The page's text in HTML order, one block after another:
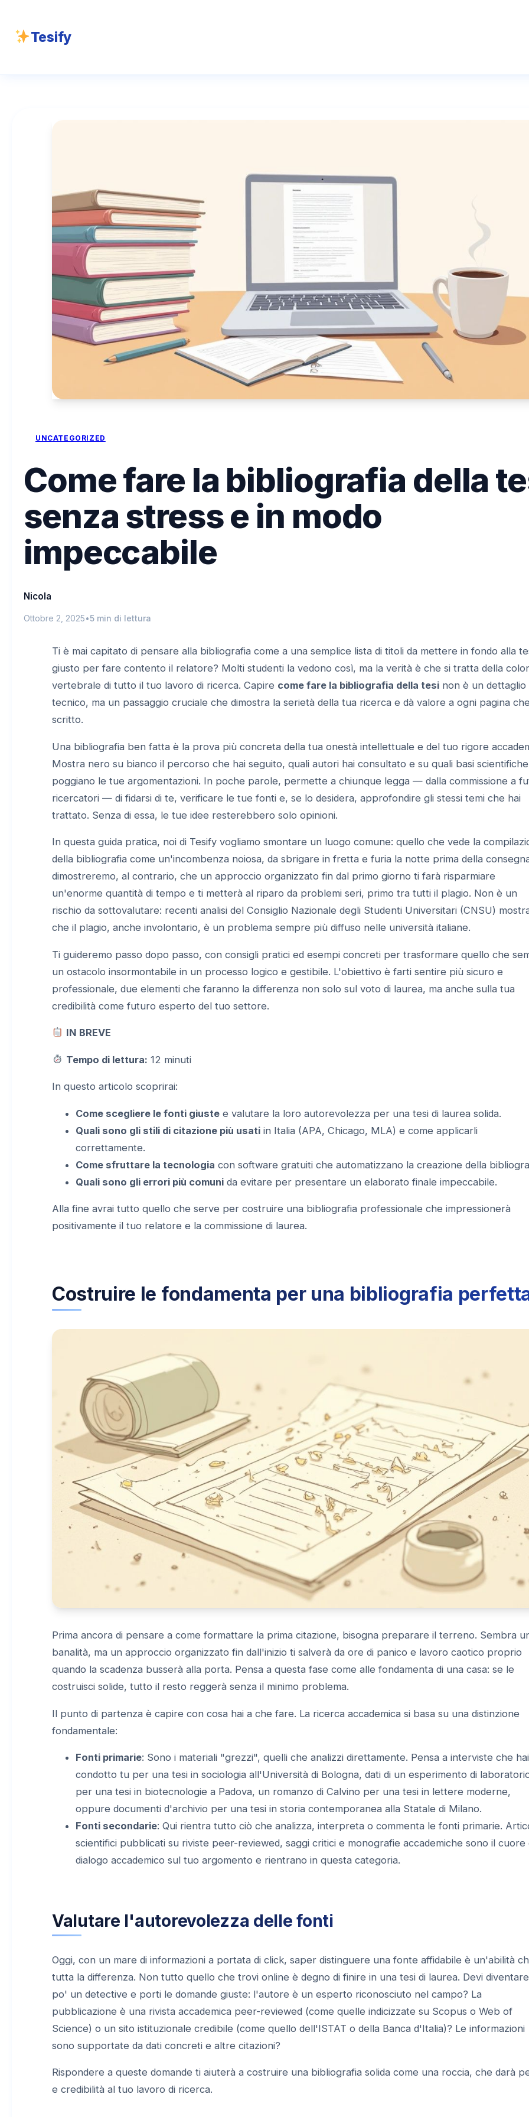
Tesify
UNCATEGORIZED
Come fare la bibliografia della
senza stress e in modo
impeccabile
Nicola
Ottobre 2, 2025•5 min di lettura
Ti è mai capitato di pensare alla bibliografia come a una semplice lista di titoli da mettere in fondo alla
giusto per fare contento il relatore? Molti studenti la vedono così, ma la verità è che si tratta della
vertebrale di tutto il tuo lavoro di ricerca. Capire come fare la bibliografia della tesi non è un dettaglio
tecnico, ma un passaggio cruciale che dimostra la serietà della tua ricerca e dà valore a ogni pagina
scritto.
Una bibliografia ben fatta è la prova più concreta della tua onestà intellettuale e del tuo rigore
Mostra nero su bianco il percorso che hai seguito, quali autori hai consultato e su quali basi scientifiche
poggiano le tue argomentazioni. In poche parole, permette a chiunque legga — dalla commissione a
ricercatori — di fidarsi di te, verificare le tue fonti e, se lo desidera, approfondire gli stessi temi che hai
trattato. Senza di essa, le tue idee resterebbero solo opinioni.
In questa guida pratica, noi di Tesify vogliamo smontare un luogo comune: quello che vede la
della bibliografia come un'incombenza noiosa, da sbrigare in fretta e furia la notte prima della
dimostreremo, al contrario, che un approccio organizzato fin dal primo giorno ti farà risparmiare
un'enorme quantità di tempo e ti metterà al riparo da problemi seri, primo tra tutti il plagio. Non è un
rischio da sottovalutare: recenti analisi del Consiglio Nazionale degli Studenti Universitari (CNSU)
che il plagio, anche involontario, è un problema sempre più diffuso nelle università italiane.
Ti guideremo passo dopo passo, con consigli pratici ed esempi concreti per trasformare quello che
un ostacolo insormontabile in un processo logico e gestibile. L'obiettivo è farti sentire più sicuro e
professionale, due elementi che faranno la differenza non solo sul voto di laurea, ma anche sulla tua
credibilità come futuro esperto del tuo settore.
IN BREVE
Tempo di lettura: 12 minuti
In questo articolo scoprirai:
Come scegliere le fonti giuste e valutare la loro autorevolezza per una tesi di laurea solida.
Quali sono gli stili di citazione più usati in Italia (APA, Chicago, MLA) e come applicarli
correttamente.
Come sfruttare la tecnologia con software gratuiti che automatizzano la creazione della
Quali sono gli errori più comuni da evitare per presentare un elaborato finale impeccabile.
Alla fine avrai tutto quello che serve per costruire una bibliografia professionale che impressionerà
positivamente il tuo relatore e la commissione di laurea.
Costruire le fondamenta per una bibliografia
Prima ancora di pensare a come formattare la prima citazione, bisogna preparare il terreno. Sembra
banalità, ma un approccio organizzato fin dall'inizio ti salverà da ore di panico e lavoro caotico proprio
quando la scadenza busserà alla porta. Pensa a questa fase come alle fondamenta di una casa: se le
costruisci solide, tutto il resto reggerà senza il minimo problema.
Il punto di partenza è capire con cosa hai a che fare. La ricerca accademica si basa su una distinzione
fondamentale:
Fonti primarie: Sono i materiali "grezzi", quelli che analizzi direttamente. Pensa a interviste che hai
condotto tu per una tesi in sociologia all'Università di Bologna, dati di un esperimento di
per una tesi in biotecnologie a Padova, un romanzo di Calvino per una tesi in lettere moderne,
oppure documenti d'archivio per una tesi in storia contemporanea alla Statale di Milano.
Fonti secondarie: Qui rientra tutto ciò che analizza, interpreta o commenta le fonti primarie.
scientifici pubblicati su riviste peer-reviewed, saggi critici e monografie accademiche sono il cuore
dialogo accademico sul tuo argomento e rientrano in questa categoria.
Valutare l'autorevolezza delle fonti
Oggi, con un mare di informazioni a portata di click, saper distinguere una fonte affidabile è un'abilità
tutta la differenza. Non tutto quello che trovi online è degno di finire in una tesi di laurea. Devi
po' un detective e porti le domande giuste: l'autore è un esperto riconosciuto nel campo? La
pubblicazione è una rivista accademica peer-reviewed (come quelle indicizzate su Scopus o Web of
Science) o un sito istituzionale credibile (come quello dell'ISTAT o della Banca d'Italia)? Le informazioni
sono supportate da dati concreti e altre citazioni?
Rispondere a queste domande ti aiuterà a costruire una bibliografia solida come una roccia, che darà
e credibilità al tuo lavoro di ricerca.